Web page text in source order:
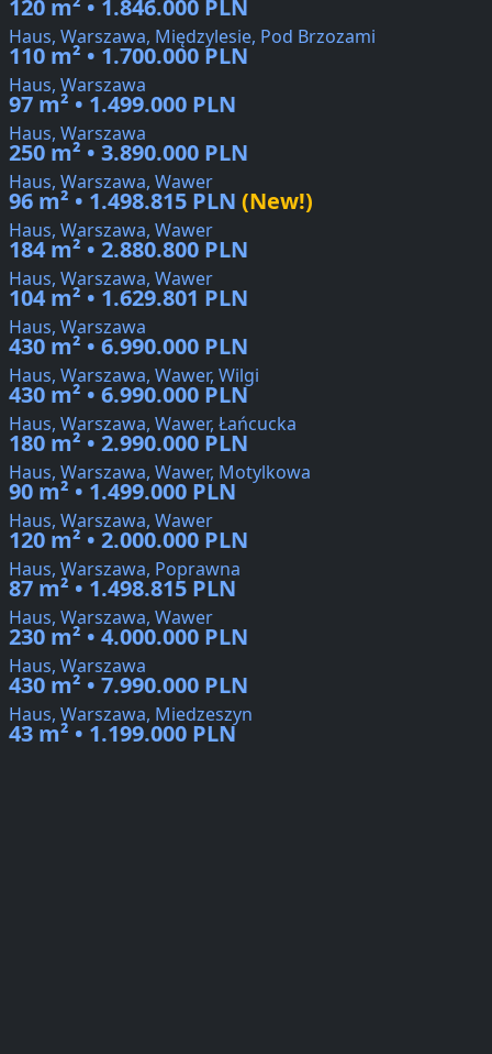
120 m² • 1.846.000 PLN
Haus, Warszawa, Międzylesie, Pod Brzozami
110 m² • 1.700.000 PLN
Haus, Warszawa
97 m² • 1.499.000 PLN
Haus, Warszawa
250 m² • 3.890.000 PLN
Haus, Warszawa, Wawer
96 m² • 1.498.815 PLN (New!)
Haus, Warszawa, Wawer
184 m² • 2.880.800 PLN
Haus, Warszawa, Wawer
104 m² • 1.629.801 PLN
Haus, Warszawa
430 m² • 6.990.000 PLN
Haus, Warszawa, Wawer, Wilgi
430 m² • 6.990.000 PLN
Haus, Warszawa, Wawer, Łańcucka
180 m² • 2.990.000 PLN
Haus, Warszawa, Wawer, Motylkowa
90 m² • 1.499.000 PLN
Haus, Warszawa, Wawer
120 m² • 2.000.000 PLN
Haus, Warszawa, Poprawna
87 m² • 1.498.815 PLN
Haus, Warszawa, Wawer
230 m² • 4.000.000 PLN
Haus, Warszawa
430 m² • 7.990.000 PLN
Haus, Warszawa, Miedzeszyn
43 m² • 1.199.000 PLN